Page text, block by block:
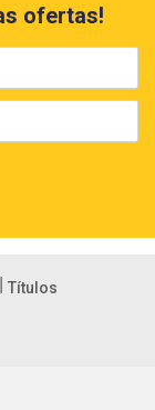
ofertas!
Títulos